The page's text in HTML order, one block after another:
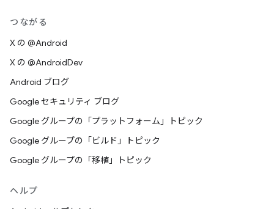
つながる
X の @Android
X の @AndroidDev
Android ブログ
Google セキュリティ ブログ
Google グループの「プラットフォーム」トピック
Google グループの「ビルド」トピック
Google グループの「移植」トピック
ヘルプ